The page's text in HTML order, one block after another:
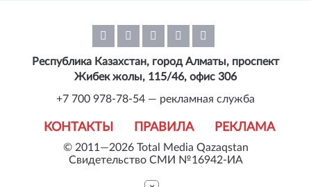
© 2011—2026 Total Media Qazaqstan
Свидетельство СМИ №16942-ИА
КОНТАКТЫ ПРАВИЛА РЕКЛАМА
Республика Казахстан, город Алматы, проспект
Жибек жолы, 115/46, офис 306
+7 700 978-78-54 — рекламная служба